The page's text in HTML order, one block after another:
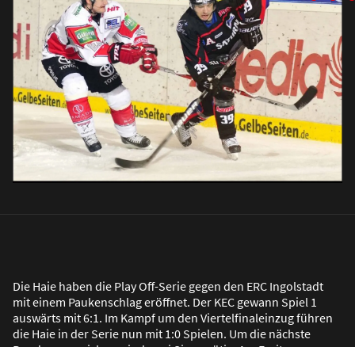
Die Haie haben die Play Off-Serie gegen den ERC Ingolstadt
mit einem Paukenschlag eröffnet. Der KEC gewann Spiel 1
auswärts mit 6:1. Im Kampf um den Viertelfinaleinzug führen
die Haie in der Serie nun mit 1:0 Spielen. Um die nächste